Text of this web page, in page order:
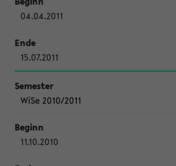
04.04.2011
15.07.2011
WiSe 2010/2011
11.10.2010